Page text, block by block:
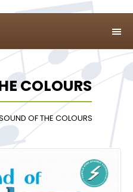
COLOURS
OF THE COLOURS